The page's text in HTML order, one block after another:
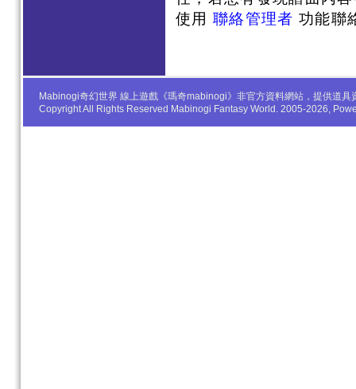
使用 聯絡管理者 功能聯
Mabinogi奇幻世界 線上遊戲《瑪奇mabinogi》非官方資料網站，提供道
Copyright All Rights Reserved Mabinogi Fantasy World. 2005-2026,